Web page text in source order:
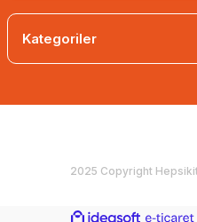
Kategoriler
2025 Copyright
ideasoft